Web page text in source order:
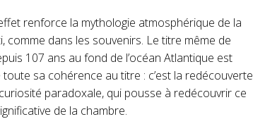
renforce la mythologie atmosphérique de la
comme dans les souvenirs. Le titre même de
107 ans au fond de l’océan Atlantique est
sa cohérence au titre : c’est la redécouverte
paradoxale, qui pousse à redécouvrir ce
de la chambre.